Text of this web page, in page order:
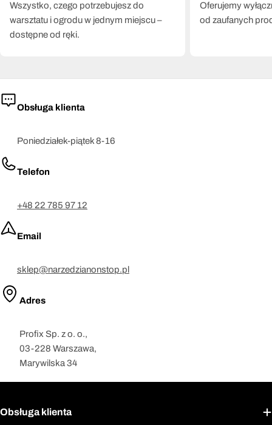
Wszystko, czego potrzebujesz do
warsztatu i ogrodu w jednym miejscu –
dostępne od ręki.
Oferujemy
od zaufanych
Obsługa klienta
Poniedziałek-piątek 8-16
Telefon
+48 22 785 97 12
Email
sklep@narzedzianonstop.pl
Adres
Profix Sp. z o. o.,
03-228 Warszawa,
Marywilska 34
Obsługa klienta